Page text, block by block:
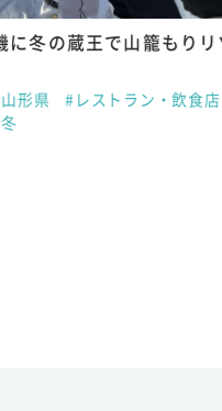
力を堪能！！
ン・飲食店
#中期 #夏